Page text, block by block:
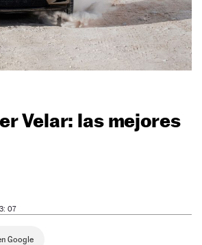
Velar: las mejores
07
Google